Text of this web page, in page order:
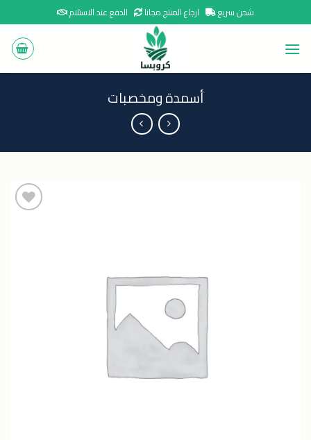
to
content
شحن سريع ارجاع المنتج مجانا الدفع عند الاستلام
أسمدة ومخصبات